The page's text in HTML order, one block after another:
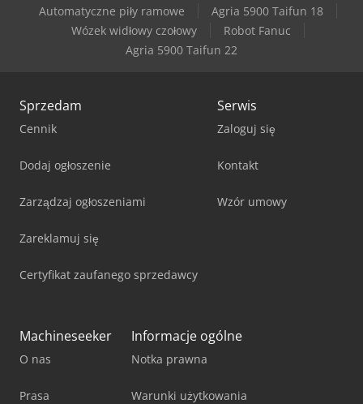
Automatyczne piły ramowe
Agria 5900 Taifun 18
Wózek widłowy czołowy
Robot Fanuc
Agria 5900 Taifun 22
Sprzedam
Cennik
Dodaj ogłoszenie
Zarządzaj ogłoszeniami
Zareklamuj się
Certyfikat zaufanego sprzedawcy
Serwis
Zaloguj się
Kontakt
Wzór umowy
Machineseeker
O nas
Prasa
Informacje ogólne
Notka prawna
Warunki użytkowania